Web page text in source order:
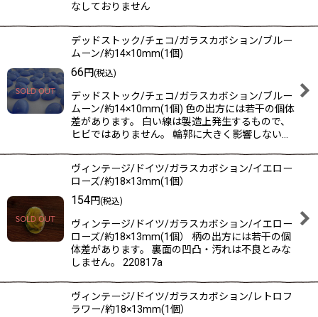
なしておりません
デッドストック/チェコ/ガラスカボション/ブルー
ムーン/約14×10mm(1個)
66円(税込)
デッドストック/チェコ/ガラスカボション/ブルー
ムーン/約14×10mm(1個) 色の出方には若干の個体
差があります。 白い線は製造上発生するもので、
ヒビではありません。 輪郭に大きく影響しない…
ヴィンテージ/ドイツ/ガラスカボション/イエロー
ローズ/約18×13mm(1個）
154円(税込)
ヴィンテージ/ドイツ/ガラスカボション/イエロー
ローズ/約18×13mm(1個） 柄の出方には若干の個
体差があります。 裏面の凹凸・汚れは不良とみな
しません。 220817a
ヴィンテージ/ドイツ/ガラスカボション/レトロフ
ラワー/約18×13mm(1個）